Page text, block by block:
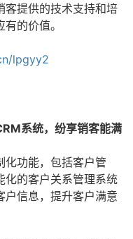
客提供的技术支持和培
的价值。
lpgyy2
系统，纷享销客能满
化功能，包括客户管
化的客户关系管理系统
户信息，提升客户满意